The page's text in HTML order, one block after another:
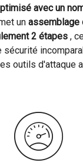
avec un
un assemblage
2 étapes ,
sécurité
outils d'attaque